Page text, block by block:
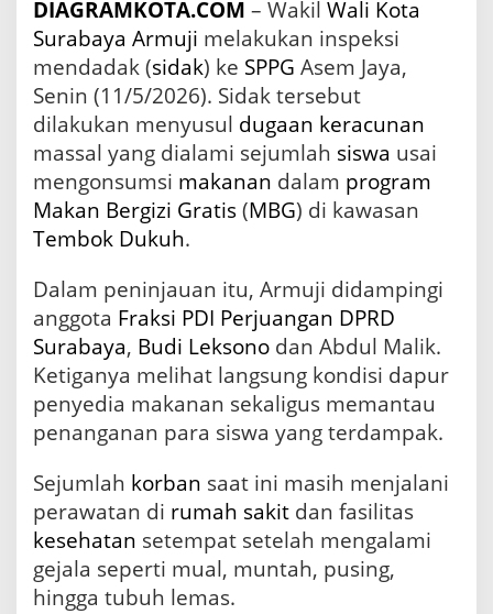
i
s
a
D
u
g
a
K
a
u
n
a
,
P
g
r
a
D
i
DIAGRAMKOTA.COM – Wakil Wali Kota
Surabaya Armuji melakukan inspeksi
mendadak (sidak) ke SPPG Asem Jaya,
Senin (11/5/2026). Sidak tersebut
dilakukan menyusul dugaan keracunan
massal yang dialami sejumlah siswa usai
mengonsumsi makanan dalam program
Makan Bergizi Gratis(MBG) di kawasan
Tembok Dukuh.
Dalam peninjauan itu, Armuji didampingi
anggota Fraksi PDI Perjuangan DPRD
Surabaya, Budi Leksono dan Abdul Malik.
Ketiganya melihat langsung kondisi dapur
penyedia makanan sekaligus memantau
penanganan para siswa yang terdampak.
Sejumlah korban saat ini masih menjalani
perawatan di rumah sakit dan fasilitas
kesehatan setempat setelah mengalami
gejala seperti mual, muntah, pusing,
hingga tubuh lemas.